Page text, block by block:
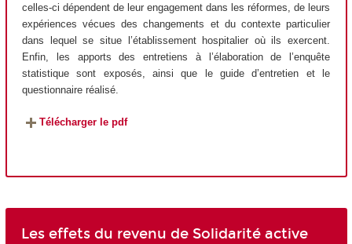
celles-ci dépendent de leur engagement dans les réformes, de leurs
expériences vécues des changements et du contexte particulier
dans lequel se situe l’établissement hospitalier où ils exercent.
Enfin, les apports des entretiens à l’élaboration de l’enquête
statistique sont exposés, ainsi que le guide d’entretien et le
questionnaire réalisé.
Télécharger le pdf
Les effets du revenu de Solidarité active